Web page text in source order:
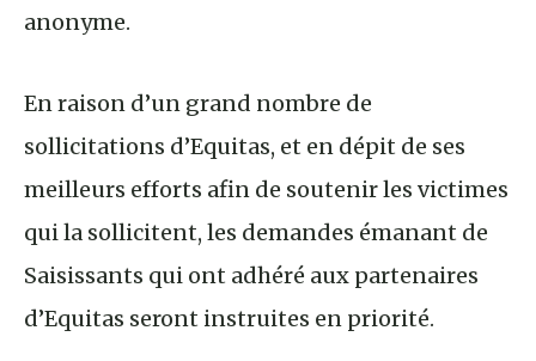
anonyme.
En raison d’un grand nombre de
sollicitations d’Equitas, et en dépit de ses
meilleurs efforts afin de soutenir les victimes
qui la sollicitent, les demandes émanant de
Saisissants qui ont adhéré aux partenaires
d’Equitas seront instruites en priorité.